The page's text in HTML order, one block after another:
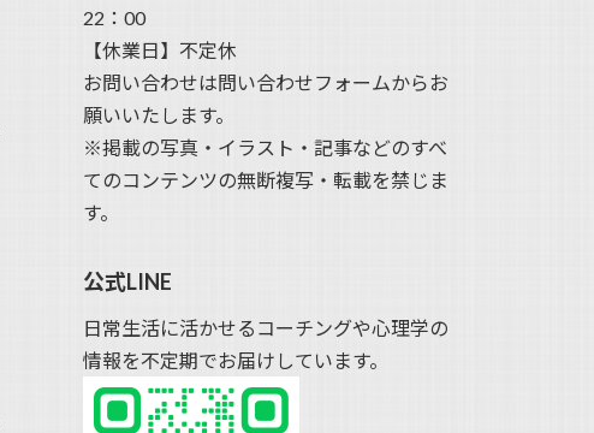
22：00
【休業日】不定休
お問い合わせは問い合わせフォームからお
願いいたします。
※掲載の写真・イラスト・記事などのすべ
てのコンテンツの無断複写・転載を禁じま
す。
公式LINE
日常生活に活かせるコーチングや心理学の
情報を不定期でお届けしています。